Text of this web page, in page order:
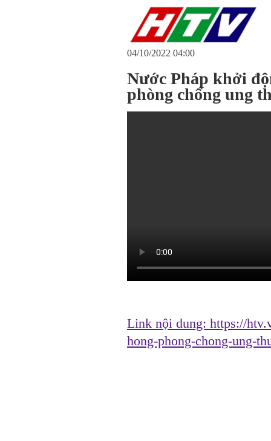
04/10/2022 04:00
Nước Pháp khởi
phòng chống ung
Link nội dung: https://
hong-phong-chong-ung-